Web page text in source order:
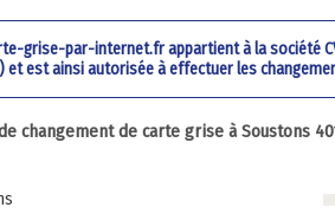
grise-par-internet.fr appartient à la société
et est ainsi autorisée à effectuer les
changement de carte grise à Soustons